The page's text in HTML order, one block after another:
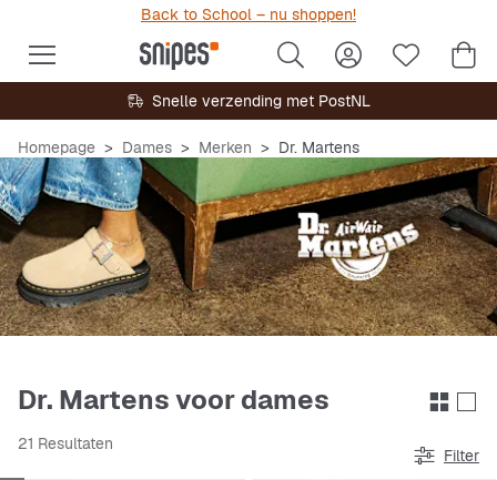
Back to School – nu shoppen!
Snelle verzending met PostNL
Homepage Dames Merken Dr. Martens
Dr. Martens voor dames
21 Resultaten
Filter